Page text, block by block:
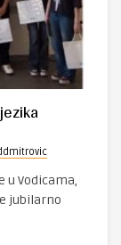
u Vodicama,
jubilarno